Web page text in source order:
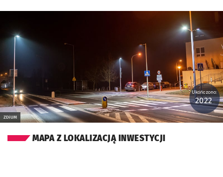
ZDiUM
Ukończono:
2022
MAPA Z LOKALIZACJĄ INWESTYCJI